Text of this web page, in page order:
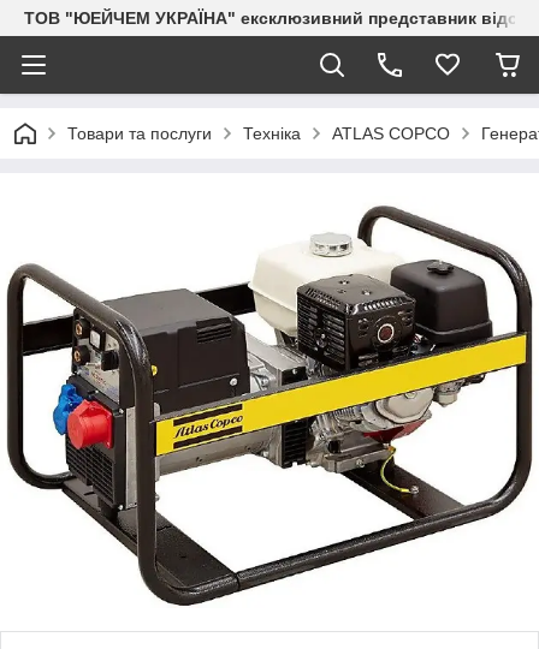
ТОВ "ЮЕЙЧЕМ УКРАЇНА" ексклюзивний представник відомих
Товари та послуги Техніка ATLAS COPCO